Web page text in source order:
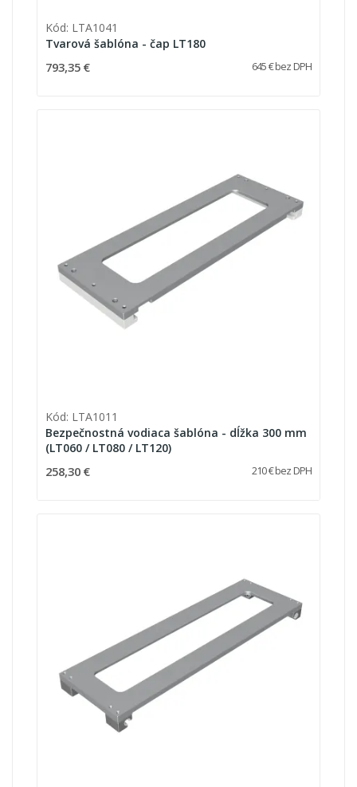
Kód: LTA1041
Tvarová šablóna - čap LT180
793,35 € 645 € bez DPH
Kód: LTA1011
Bezpečnostná vodiaca šablóna - dĺžka 300 mm
(LT060 / LT080 / LT120)
258,30 € 210 € bez DPH